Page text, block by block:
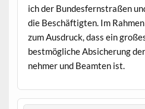
ich der Bun­des­fern­straßen
die Beschäftigten. Im
zum Aus­druck, dass ein
best­mögliche Absicherung
nehmer und Beamten ist.